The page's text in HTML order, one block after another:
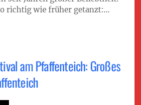
richtig wie früher getanzt:...
am Pfaffenteich: Großes